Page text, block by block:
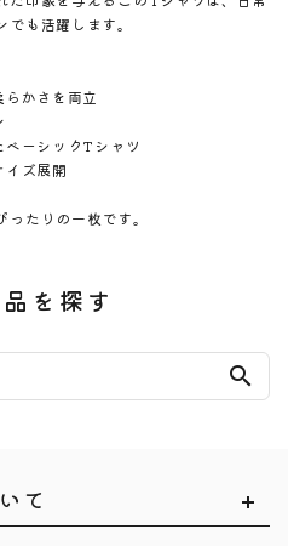
も活躍します。
かさを両立
ーシックTシャツ
ズ展開
たりの一枚です。
を探す
search
て